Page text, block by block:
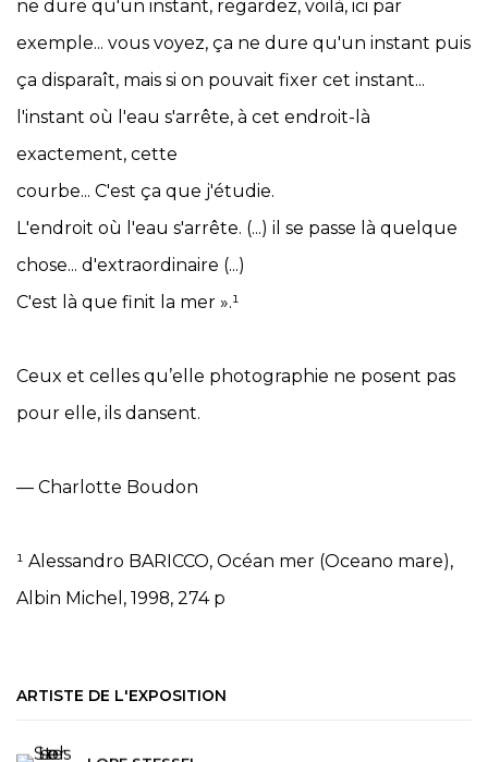
ne dure qu'un instant, regardez, voilà, ici par
exemple... vous voyez, ça ne dure qu'un instant puis
ça disparaît, mais si on pouvait fixer cet instant...
l'instant où l'eau s'arrête, à cet endroit-là
exactement, cette
courbe... C'est ça que j'étudie.
L'endroit où l'eau s'arrête. (...) il se passe là quelque
chose... d'extraordinaire (...)
C'est là que finit la mer ».¹
Ceux et celles qu’elle photographie ne posent pas
pour elle, ils dansent.
— Charlotte Boudon
¹ Alessandro BARICCO, Océan mer (Oceano mare),
Albin Michel, 1998, 274 p
ARTISTE DE L'EXPOSITION